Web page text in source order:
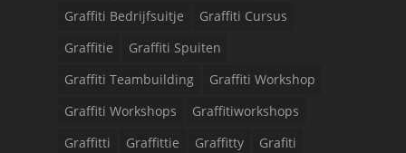
Graffiti Bedrijfsuitje
Graffiti Cursus
Graffitie
Graffiti Spuiten
Graffiti Teambuilding
Graffiti Workshop
Graffiti Workshops
Graffitiworkshops
Graffitti
Graffittie Graffitty
Grafiti